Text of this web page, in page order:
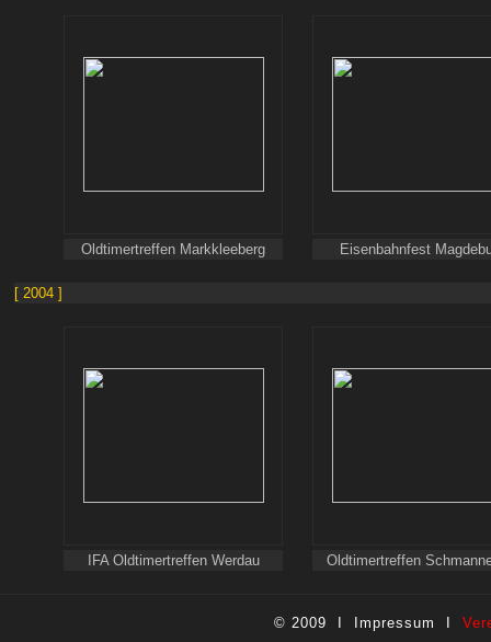
Oldtimertreffen Markkleeberg Eisenbahnfest
[ 2004 ]
IFA Oldtimertreffen Werdau Oldtimertreffen
© 2009 I Impressum